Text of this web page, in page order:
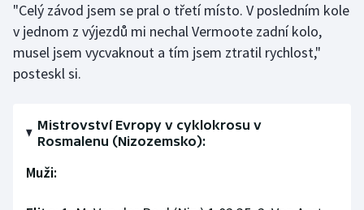
"Celý závod jsem se pral o třetí místo. V posledním kole
v jednom z výjezdů mi nechal Vermoote zadní kolo,
musel jsem vycvaknout a tím jsem ztratil rychlost,"
posteskl si.
Mistrovství Evropy v cyklokrosu v
Rosmalenu (Nizozemsko):
Muži: